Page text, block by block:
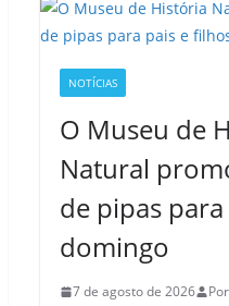
NOTÍCIAS
O Museu de
Natural
de pipas
domingo
7 de agosto de 2026